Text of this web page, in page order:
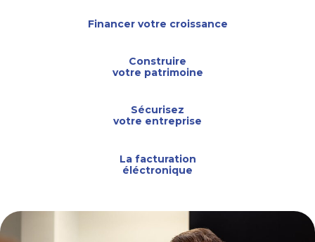
Financer votre croissance
Construire
votre patrimoine
Sécurisez
votre entreprise
La facturation
éléctronique